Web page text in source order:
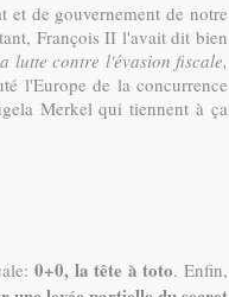
et de gouvernement de notre
François II l'avait dit bien
lutte contre l'évasion fiscale,
l'Europe de la concurrence
Merkel qui tiennent à ça
0+0, la tête à toto. Enfin,